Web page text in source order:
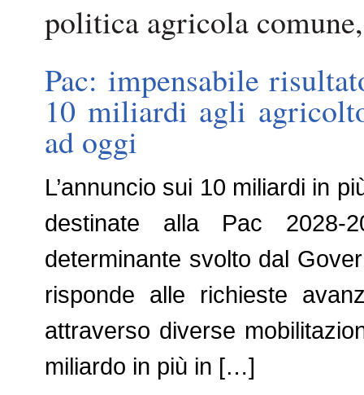
politica agricola
Pac: impensabile
10 miliardi agli
ad oggi
L’annuncio sui 10 miliardi in
destinate alla Pac
determinante svolto dal
risponde alle richieste
attraverso diverse
miliardo in più in […]